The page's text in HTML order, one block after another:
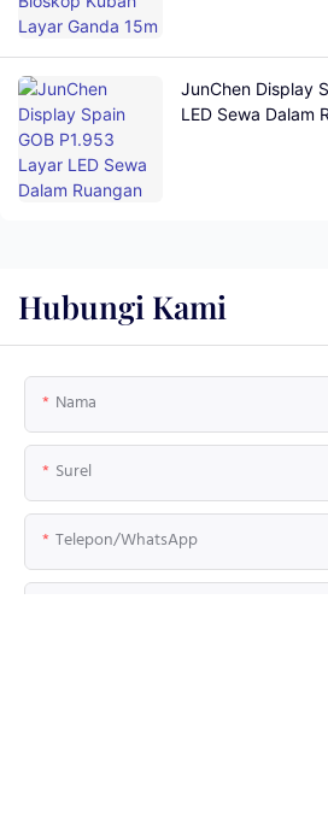
JunChen Display
LED Sewa Dalam
Hubungi Kami
Nama
Surel
Telepon/WhatsApp